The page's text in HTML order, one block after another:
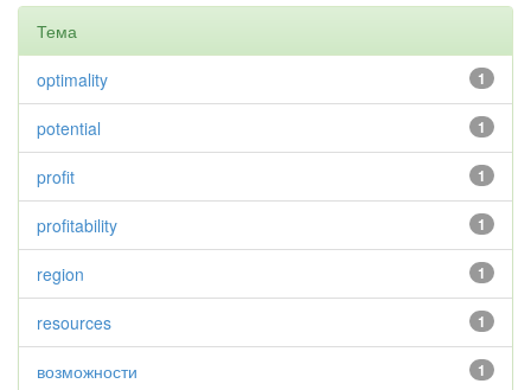
Тема
1
optimality
1
potential
1
profit
1
profitability
1
region
1
resources
1
возможности